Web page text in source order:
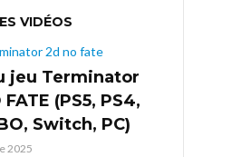
VIDÉOS
jeu Terminator
(PS5, PS4,
Switch, PC)
2025